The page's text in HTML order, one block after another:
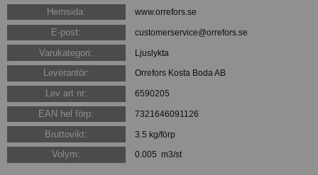
Hemsida: www.orrefors.se
E-post: customerservice@orrefors.se
Varukategori: Ljuslykta
Leverantör: Orrefors Kosta Boda AB
Lev art nr: 6590205
EAN hel förp: 7321646091126
Bruttovikt: 3.5 kg/förp
Volym: 0.005 m3/st